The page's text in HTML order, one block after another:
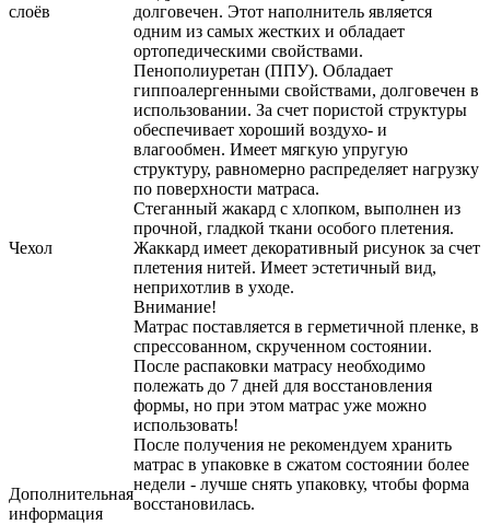
слоёв
долговечен. Этот наполнитель является
одним из самых жестких и обладает
ортопедическими свойствами.
Пенополиуретан (ППУ). Обладает
гиппоалергенными свойствами, долговечен в
использовании. За счет пористой структуры
обеспечивает хороший воздухо- и
влагообмен. Имеет мягкую упругую
структуру, равномерно распределяет нагрузку
по поверхности матраса.
Чехол
Стеганный жакард с хлопком, выполнен из
прочной, гладкой ткани особого плетения.
Жаккард имеет декоративный рисунок за счет
плетения нитей. Имеет эстетичный вид,
неприхотлив в уходе.
Дополнительная
информация
Внимание!
Матрас поставляется в герметичной пленке, в
спрессованном, скрученном состоянии.
После распаковки матрасу необходимо
полежать до 7 дней для восстановления
формы, но при этом матрас уже можно
использовать!
После получения не рекомендуем хранить
матрас в упаковке в сжатом состоянии более
недели - лучше снять упаковку, чтобы форма
восстановилась.